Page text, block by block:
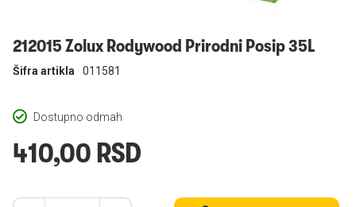
212015 Zolux Rodywood Prirodni Posip 35L
Dostupno odmah
Šifra artikla 011581
410,00 RSD